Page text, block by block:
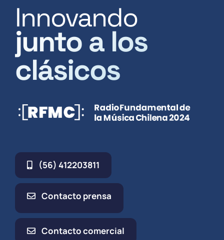
Innovando
junto a los
clásicos
(56) 412203811
Contacto prensa
Contacto comercial